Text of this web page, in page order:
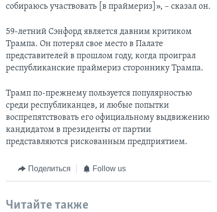
собираюсь участвовать [в праймериз]», – сказал он.
59-летний Сэнфорд является давним критиком
Трампа. Он потерял свое место в Палате
представителей в прошлом году, когда проиграл
республиканские праймериз стороннику Трампа.
Трамп по-прежнему пользуется популярностью
среди республиканцев, и любые попытки
воспрепятствовать его официальному выдвижению
кандидатом в президенты от партии
представляются рискованным предприятием.
Поделиться Follow us
Читайте также